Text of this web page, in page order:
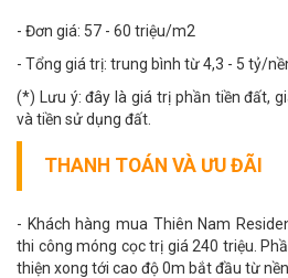
- Đơn giá: 57 - 60 triệu/m2
- Tổng giá trị: trung bình từ 4,3 - 5 tỷ/
(*) Lưu ý: đây là giá trị phần tiền đất,
và tiền sử dụng đất.
THANH TOÁN VÀ ƯU ĐÃI
- Khách hàng mua Thiên Nam
thi công móng cọc trị giá 240 triệu.
thiện xong tới cao độ 0m bắt đầu từ